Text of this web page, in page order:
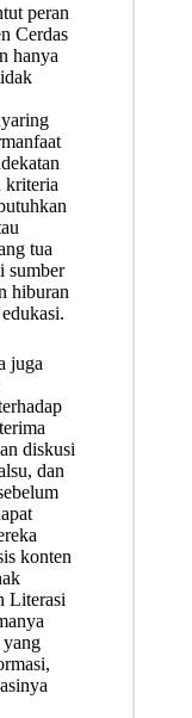
peran
Cerdas
hanya
kriteria
tua
sumber
hiburan
juga
diskusi
dan
konten
Literasi
yang